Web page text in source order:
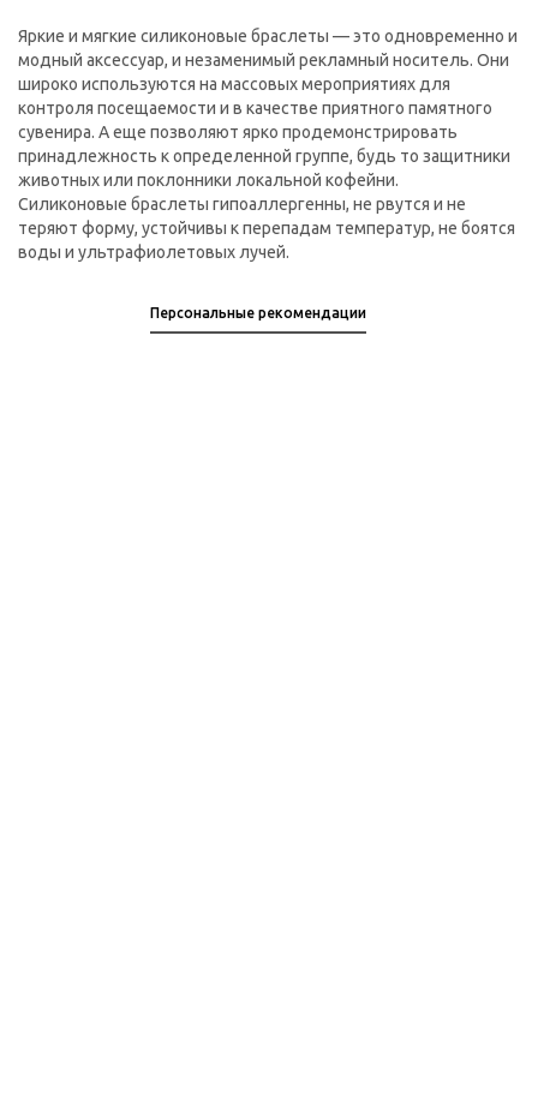
Яркие и мягкие силиконовые браслеты — это одновременно и
модный аксессуар, и незаменимый рекламный носитель. Они
широко используются на массовых мероприятиях для
контроля посещаемости и в качестве приятного памятного
сувенира. А еще позволяют ярко продемонстрировать
принадлежность к определенной группе, будь то защитники
животных или поклонники локальной кофейни.
Силиконовые браслеты гипоаллергенны, не рвутся и не
теряют форму, устойчивы к перепадам температур, не боятся
воды и ультрафиолетовых лучей.
Персональные рекомендации